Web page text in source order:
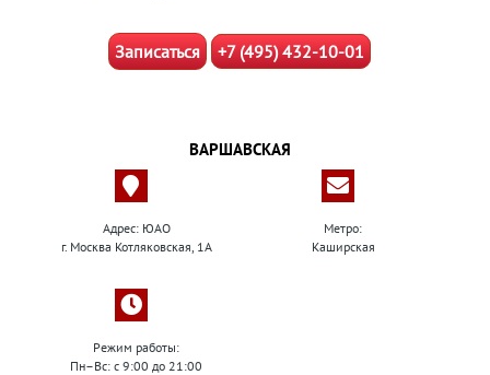
Записаться +7 (495) 432-10-01
ВАРШАВСКАЯ
Адрес: ЮАО
г. Москва Котляковская, 1А
Метро:
Каширская
Режим работы:
Пн–Вс: с 9:00 до 21:00